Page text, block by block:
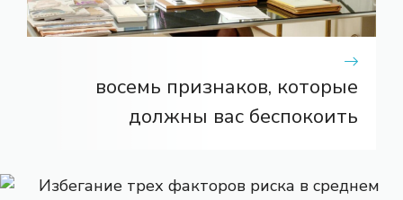
восемь признаков, которые
должны вас беспокоить